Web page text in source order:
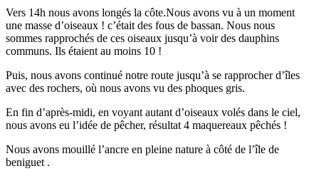
Vers 14h nous avons longés la côte.Nous avons vu à un moment
une masse d’oiseaux ! c’était des fous de bassan. Nous nous
sommes rapprochés de ces oiseaux jusqu’à voir des dauphins
communs. Ils étaient au moins 10 !
Puis, nous avons continué notre route jusqu’à se rapprocher d’îles
avec des rochers, où nous avons vu des phoques gris.
En fin d’après-midi, en voyant autant d’oiseaux volés dans le ciel,
nous avons eu l’idée de pêcher, résultat 4 maquereaux pêchés !
Nous avons mouillé l’ancre en pleine nature à côté de l’île de
beniguet .